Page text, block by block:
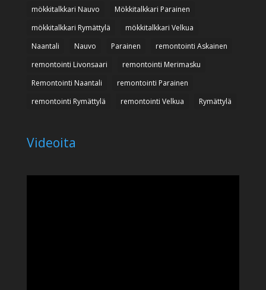
mökkitalkkari Nauvo
Mökkitalkkari Parainen
mökkitalkkari Rymättylä
mökkitalkkari Velkua
Naantali
Nauvo Parainen
remontointi Askainen
remontointi Livonsaari
remontointi Merimasku
Remontointi Naantali
remontointi Parainen
remontointi Rymättylä
remontointi Velkua Rymättylä
Videoita